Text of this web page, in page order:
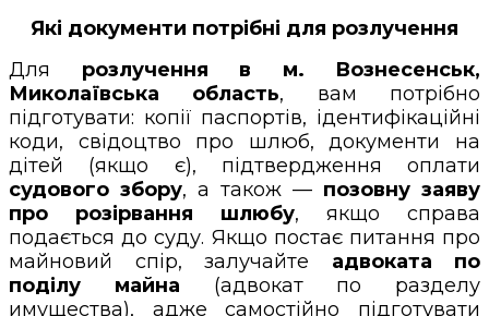
Які документи потрібні для розлучення
Для розлучення в м. Вознесенськ,
Миколаївська область, вам потрібно
підготувати: копії паспортів, ідентифікаційні
коди, свідоцтво про шлюб, документи на
дітей (якщо є), підтвердження оплати
судового збору, а також — позовну заяву
про розірвання шлюбу, якщо справа
подається до суду. Якщо постає питання про
майновий спір, залучайте адвоката по
поділу майна (адвокат по разделу
имущества), адже самостійно підготувати